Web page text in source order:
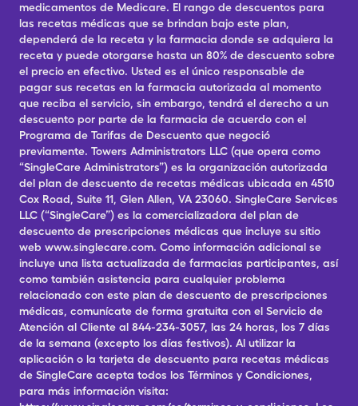
medicamentos de Medicare. El rango de descuentos para
las recetas médicas que se brindan bajo este plan,
dependerá de la receta y la farmacia donde se adquiera la
receta y puede otorgarse hasta un 80% de descuento sobre
el precio en efectivo. Usted es el único responsable de
pagar sus recetas en la farmacia autorizada al momento
que reciba el servicio, sin embargo, tendrá el derecho a un
descuento por parte de la farmacia de acuerdo con el
Programa de Tarifas de Descuento que negoció
previamente. Towers Administrators LLC (que opera como
“SingleCare Administrators”) es la organización autorizada
del plan de descuento de recetas médicas ubicada en 4510
Cox Road, Suite 11, Glen Allen, VA 23060. SingleCare Services
LLC (“SingleCare”) es la comercializadora del plan de
descuento de prescripciones médicas que incluye su sitio
web www.singlecare.com. Como información adicional se
incluye una lista actualizada de farmacias participantes, así
como también asistencia para cualquier problema
relacionado con este plan de descuento de prescripciones
médicas, comunícate de forma gratuita con el Servicio de
Atención al Cliente al 844-234-3057, las 24 horas, los 7 días
de la semana (excepto los días festivos). Al utilizar la
aplicación o la tarjeta de descuento para recetas médicas
de SingleCare acepta todos los Términos y Condiciones,
para más información visita: